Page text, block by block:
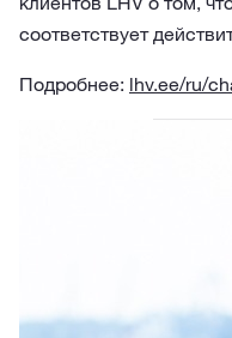
соответствует
Подробнее: lhv.ee/ru/